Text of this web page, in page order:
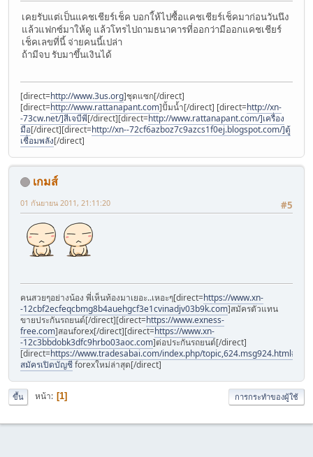
เคยรับแต่เป็นแคชเชียร์เช็ค บอกใ้ห้ไปซื้อแคชเชียร์เช็คมาก่อนวันนึง
แล้วแฟกซ์มาให้ดู แล้วโทรไปถามธนาคารที่ออกว่ามีออกแคชเชียร์
เช็คเลขที่นี้ จ่ายคนนี้เปล่า
ถ้ามีจบ รับมาขึ้นเงินได้
[direct=http://www.3us.org]ชุดแซก[/direct]
[direct=http://www.rattanapant.com]ปั้มน้ำ[/direct] [direct=http://xn-
-73cw.net/]สีเจบีพี[/direct][direct=http://www.rattanapant.com/]เครื่อง
มือ[/direct][direct=http://xn--72cf6azboz7c9azcs1f0ej.blogspot.com/]ตู้
เชื่อมพลัง[/direct]
เกมส์
#5
01 กันยายน 2011, 21:11:20
คนสวยๆอย่างน้อง พี่เห็นท้องมาเยอะ..เหอะๆ[direct=https://www.xn-
-12cbf2ecfeqcbmg8b4auehgcf3e1cvinadjv03b9k.com]สมัครตัวแทน
ขายประกันรถยนต์[/direct][direct=https://www.exness-
free.com]สอนforex[/direct][direct=https://www.xn-
-12c3bbdobk3dfc9hrbo03aoc.com]ต่อประกันรถยนต์[/direct]
[direct=https://www.tradesabai.com/index.php/
สมัครเปิดบัญชีforexใหม่ล่าสุด[/direct]
ขึ้น หน้า 1 การกระทำของผู้ใช้